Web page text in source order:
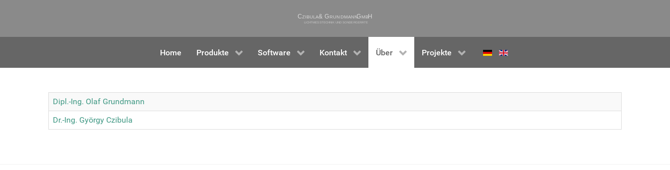
Home Produkte Software Kontakt Über Projekte
Dipl.-Ing. Olaf Grundmann
Dr.-Ing. György Czibula